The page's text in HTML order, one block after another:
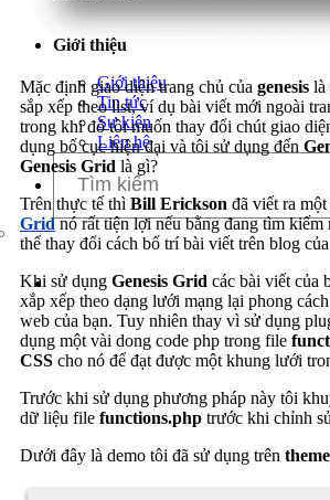
Giới thiệu
Giới thiệu
Tin tức
Sự kiện
Liên hệ
Mặc định giao diện trang chủ của genesis là
sắp xếp theo list, ví dụ bài viết mới ngoài
trong khi đó tôi muốn thay đổi chút giao
dụng bố cục hiện đại và tôi sử dụng đến
Genesis Grid là gì?
Trên thực tế thì Bill Erickson đã viết ra
Grid nó rất tiện lợi nếu bằng đang tìm
thể thay đổi cách bố trí bài viết trên blog
Khi sử dụng Genesis Grid các bài viết của
xắp xếp theo dạng lưới mạng lại phong
web của bạn. Tuy nhiên thay vì sử dụng
dụng một vài dong code php trong file
CSS cho nó để đạt được một khung lưới
Trước khi sử dụng phương pháp này tôi
dữ liệu file functions.php trước khi chỉnh
Dưới đây là demo tôi đã sử dụng trên